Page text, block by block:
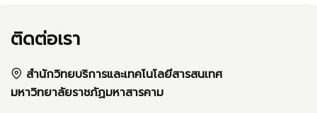
ติดต่อเรา
สำนักวิทยบริการและเทคโนโลยีสารสนเทศ
มหาวิทยาลัยราชภัฏมหาสารคาม